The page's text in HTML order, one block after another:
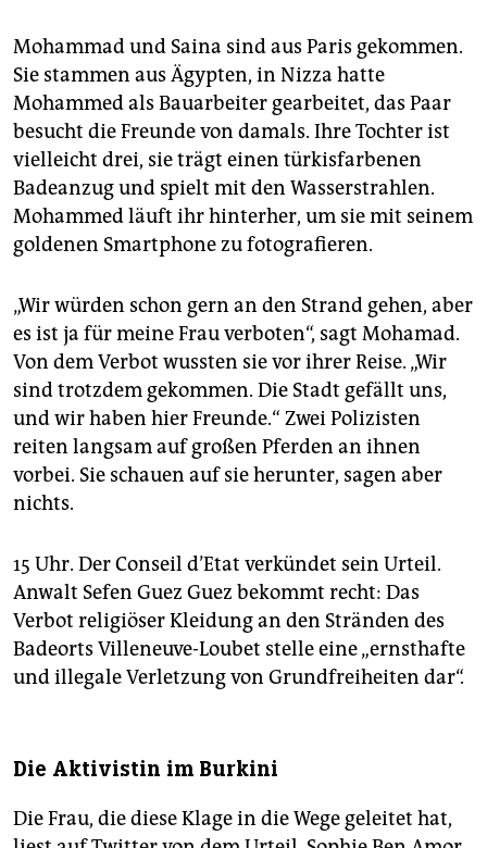
Mohammad und Saina sind aus Paris gekommen.
Sie stammen aus Ägypten, in Nizza hatte
Mohammed als Bauarbeiter gearbeitet, das Paar
besucht die Freunde von damals. Ihre Tochter ist
vielleicht drei, sie trägt einen türkisfarbenen
Badeanzug und spielt mit den Wasserstrahlen.
Mohammed läuft ihr hinterher, um sie mit seinem
goldenen Smartphone zu fotografieren.
„Wir würden schon gern an den Strand gehen, aber
es ist ja für meine Frau verboten“, sagt Mohamad.
Von dem Verbot wussten sie vor ihrer Reise. „Wir
sind trotzdem gekommen. Die Stadt gefällt uns,
und wir haben hier Freunde.“ Zwei Polizisten
reiten langsam auf großen Pferden an ihnen
vorbei. Sie schauen auf sie herunter, sagen aber
nichts.
15 Uhr. Der Conseil d’Etat verkündet sein Urteil.
Anwalt Sefen Guez Guez bekommt recht: Das
Verbot religiöser Kleidung an den Stränden des
Badeorts Villeneuve-Loubet stelle eine „ernsthafte
und illegale Verletzung von Grundfreiheiten dar“.
Die Aktivistin im Burkini
Die Frau, die diese Klage in die Wege geleitet hat,